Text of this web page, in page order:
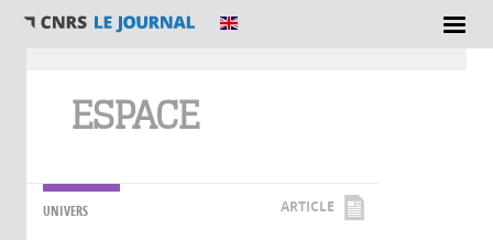
ESPACE
UNIVERS ARTICLE